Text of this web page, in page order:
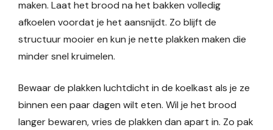
maken. Laat het brood na het bakken volledig
afkoelen voordat je het aansnijdt. Zo blijft de
structuur mooier en kun je nette plakken maken die
minder snel kruimelen.
Bewaar de plakken luchtdicht in de koelkast als je ze
binnen een paar dagen wilt eten. Wil je het brood
langer bewaren, vries de plakken dan apart in. Zo pak